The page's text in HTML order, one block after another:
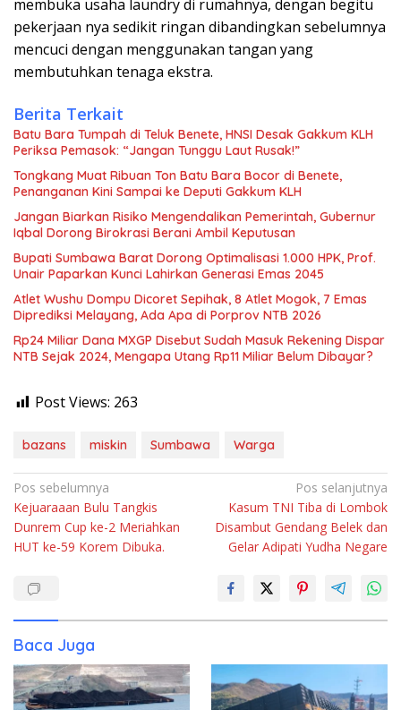
membuka usaha laundry di rumahnya, dengan begitu
pekerjaan nya sedikit ringan dibandingkan sebelumnya
mencuci dengan menggunakan tangan yang
membutuhkan tenaga ekstra.
Berita Terkait
Batu Bara Tumpah di Teluk Benete, HNSI Desak Gakkum KLH
Periksa Pemasok: “Jangan Tunggu Laut Rusak!”
Tongkang Muat Ribuan Ton Batu Bara Bocor di Benete,
Penanganan Kini Sampai ke Deputi Gakkum KLH
Jangan Biarkan Risiko Mengendalikan Pemerintah, Gubernur
Iqbal Dorong Birokrasi Berani Ambil Keputusan
Bupati Sumbawa Barat Dorong Optimalisasi 1.000 HPK, Prof.
Unair Paparkan Kunci Lahirkan Generasi Emas 2045
Atlet Wushu Dompu Dicoret Sepihak, 8 Atlet Mogok, 7 Emas
Diprediksi Melayang, Ada Apa di Porprov NTB 2026
Rp24 Miliar Dana MXGP Disebut Sudah Masuk Rekening Dispar
NTB Sejak 2024, Mengapa Utang Rp11 Miliar Belum Dibayar?
Post Views: 263
bazans miskin Sumbawa Warga
Navigasi
pos
Pos sebelumnya
Kejuaraaan Bulu Tangkis
Dunrem Cup ke-2 Meriahkan
HUT ke-59 Korem Dibuka.
Pos selanjutnya
Kasum TNI Tiba di Lombok
Disambut Gendang Belek dan
Gelar Adipati Yudha Negare
Baca Juga